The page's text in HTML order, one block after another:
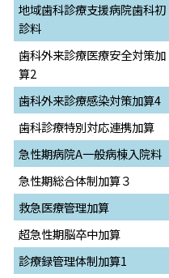
地域歯科診療支援病院歯科初
診料
歯科外来診療医療安全対策加
算2
歯科外来診療感染対策加算4
歯科診療特別対応連携加算
急性期病院A一般病棟入院料
急性期総合体制加算３
救急医療管理加算
超急性期脳卒中加算
診療録管理体制加算1